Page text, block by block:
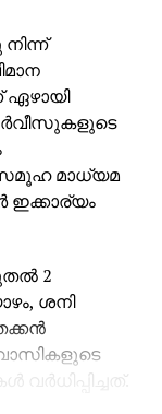
സമൂഹ മാധ്യമ
2
ശനി